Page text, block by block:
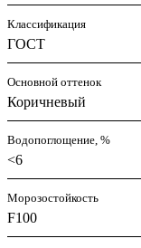
Классификация
ГОСТ
Основной оттенок
Коричневый
Водопоглощение, %
<6
Морозостойкость
F100